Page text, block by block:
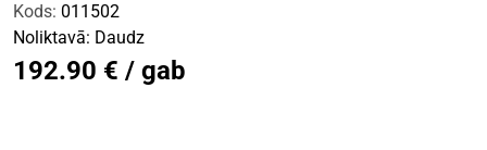
Kods: 011502
Noliktavā: Daudz
192.90 € / gab